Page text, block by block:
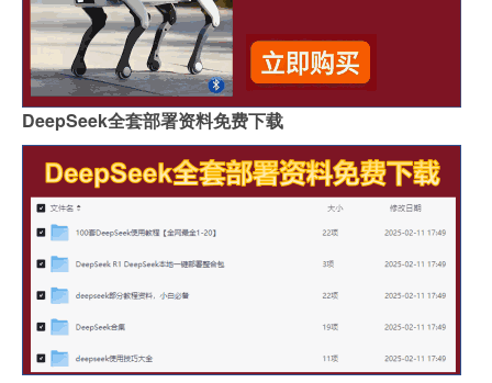
DeepSeek全套部署资料免费下载